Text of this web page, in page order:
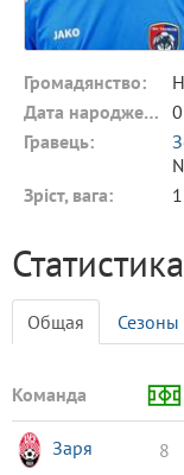
Громадянство:
Дата народження:
Гравець:
Зріст, вага:
Общая Сезоны
Команда
Заря 8